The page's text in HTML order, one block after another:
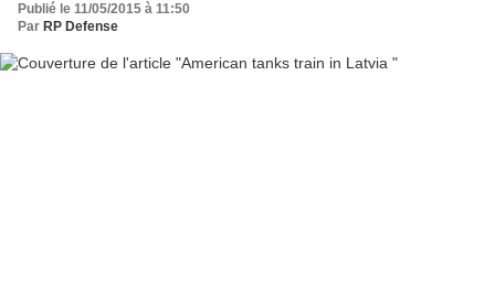
Publié le 11/05/2015 à 11:50
Par RP Defense